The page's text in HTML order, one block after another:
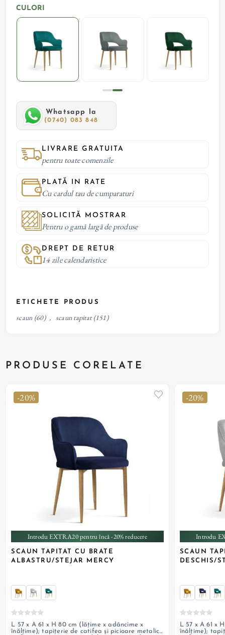
CULORI
Whatsapp la
(0740) 083 848
LIVRARE GRATUITA
pentru toate comenzile
PLATĂ IN RATE
Cu cardul tau de cumparaturi
SOLICITĂ MOSTRAR
Pentru o gamă largă de produse
DREPT DE RETUR
14 zile calendaristice
ETICHETE PRODUS
scaun (60) , scaun tapitat (151)
PRODUSE CORELATE
-20%
Introdu EXTRA20 pentru încă -20% reducere
SCAUN TAPITAT CU BRATE
ALBASTRU/STEJAR MERCY
L 57 x A 61 x H 80 cm (lățime x adâncime x
înălțime); tapițerie de catifea și picioare metalice
-20%
Introdu
SCAUN
DESCHIS/
L 57 x A 61 x
înălțime);